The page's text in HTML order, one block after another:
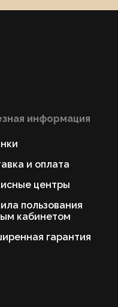
информация
и оплата
центры
пользования
кабинетом
гарантия